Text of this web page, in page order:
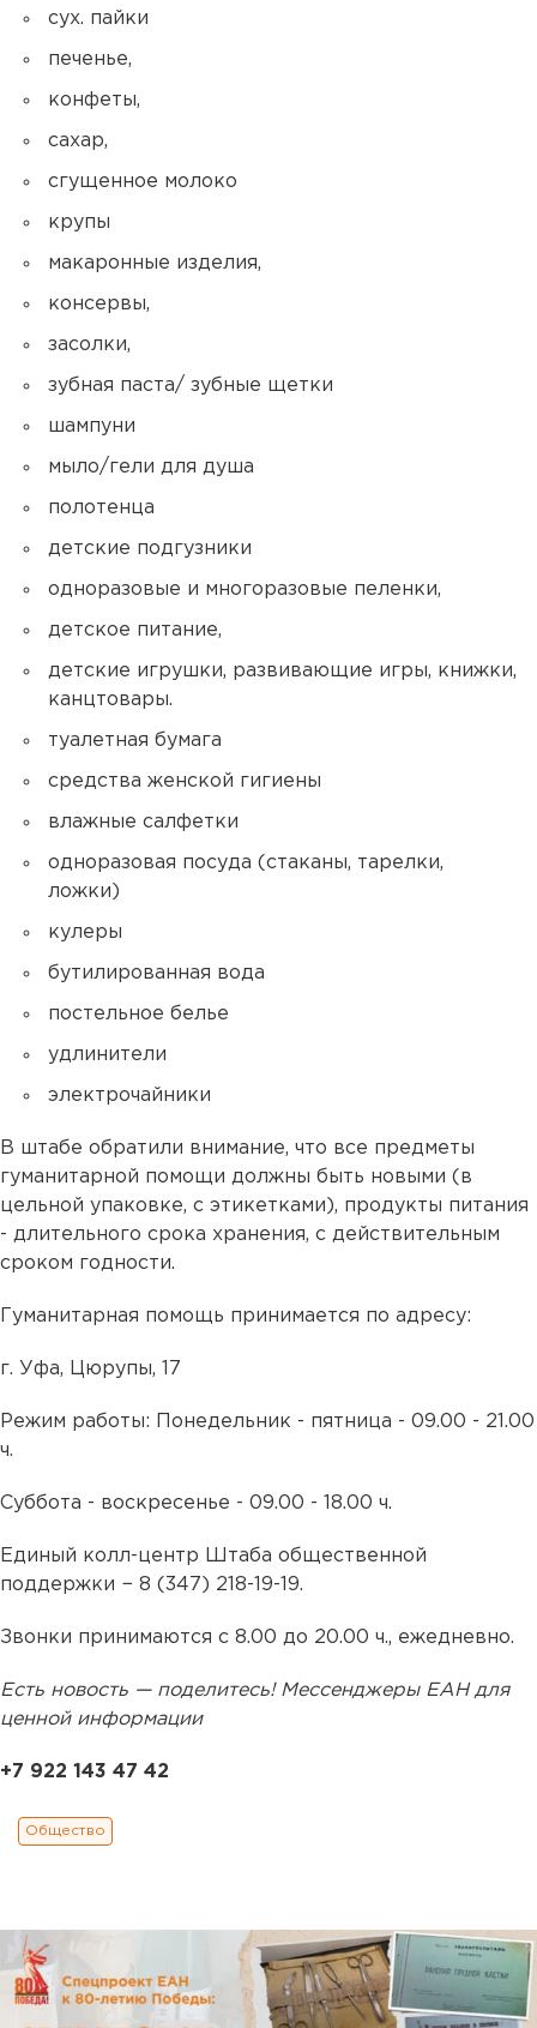
сух. пайки
печенье,
конфеты,
сахар,
сгущенное молоко
крупы
макаронные изделия,
консервы,
засолки,
зубная паста/ зубные щетки
шампуни
мыло/гели для душа
полотенца
детские подгузники
одноразовые и многоразовые пеленки,
детское питание,
детские игрушки, развивающие игры, книжки,
канцтовары.
туалетная бумага
средства женской гигиены
влажные салфетки
одноразовая посуда (стаканы, тарелки,
ложки)
кулеры
бутилированная вода
постельное белье
удлинители
электрочайники
В штабе обратили внимание, что все предметы
гуманитарной помощи должны быть новыми (в
цельной упаковке, с этикетками), продукты питания
- длительного срока хранения, с действительным
сроком годности.
Гуманитарная помощь принимается по адресу:
г. Уфа, Цюрупы, 17
Режим работы: Понедельник - пятница - 09.00 - 21.00
ч.
Суббота - воскресенье - 09.00 - 18.00 ч.
Единый колл-центр Штаба общественной
поддержки − 8 (347) 218-19-19.
Звонки принимаются с 8.00 до 20.00 ч., ежедневно.
Есть новость — поделитесь! Мессенджеры ЕАН для
ценной информации
+7 922 143 47 42
Общество